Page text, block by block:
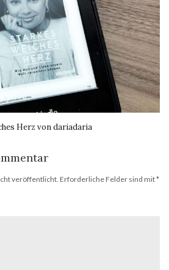
Herz von dariadaria
veröffentlicht. Erforderliche Felder sind mit*